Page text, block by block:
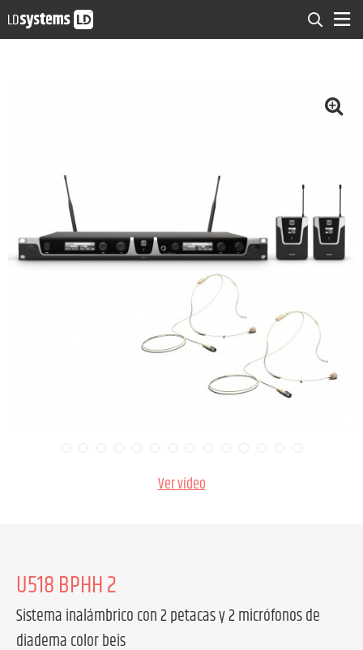
Ver vídeo
U518 BPHH 2
Sistema inalámbrico con 2 petacas y 2 micrófonos de
diadema color beis